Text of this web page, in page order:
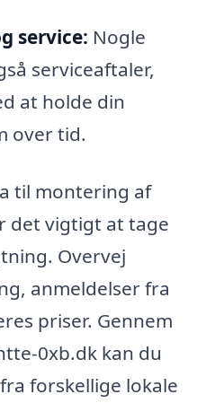
service: Nogle
serviceaftaler,
at holde din
over tid.
til montering af
det vigtigt at tage
Overvej
anmeldelser fra
priser. Gennem
0xb.dk kan du
forskellige lokale